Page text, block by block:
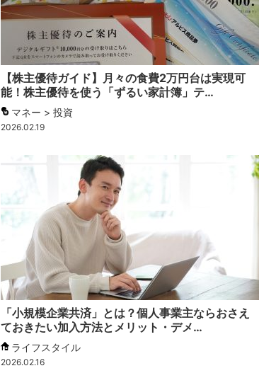
【株主優待ガイド】月々の食費2万円台は実現可
能！株主優待を使う「ずるい家計簿」テ…
マネー > 投資
2026.02.19
「小規模企業共済」とは？個人事業主ならおさえ
ておきたい加入方法とメリット・デメ…
ライフスタイル
2026.02.16